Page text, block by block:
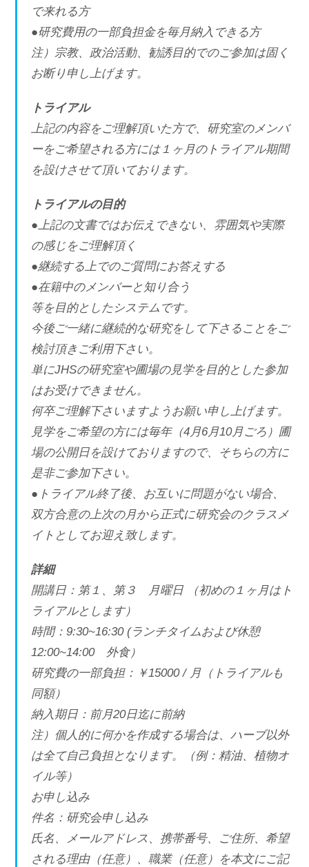
で来れる方
●研究費用の一部負担金を毎月納入できる方
注）宗教、政治活動、勧誘目的でのご参加は固く
お断り申し上げます。
トライアル
上記の内容をご理解頂いた方で、研究室のメンバ
ーをご希望される方には１ヶ月のトライアル期間
を設けさせて頂いております。
トライアルの目的
●上記の文書ではお伝えできない、雰囲気や実際
の感じをご理解頂く
●継続する上でのご質問にお答えする
●在籍中のメンバーと知り合う
等を目的としたシステムです。
今後ご一緒に継続的な研究をして下さることをご
検討頂きご利用下さい。
単にJHSの研究室や圃場の見学を目的とした参加
はお受けできません。
何卒ご理解下さいますようお願い申し上げます。
見学をご希望の方には毎年（4月6月10月ごろ）圃
場の公開日を設けておりますので、そちらの方に
是非ご参加下さい。
●トライアル終了後、お互いに問題がない場合、
双方合意の上次の月から正式に研究会のクラスメ
イトとしてお迎え致します。
詳細
開講日：第１、第３ 月曜日 （初めの１ヶ月はト
ライアルとします）
時間：9:30~16:30 (ランチタイムおよび休憩
12:00~14:00 外食）
研究費の一部負担：￥15000 / 月（トライアルも
同額）
納入期日：前月20日迄に前納
注）個人的に何かを作成する場合は、ハーブ以外
は全て自己負担となります。（例：精油、植物オ
イル等）
お申し込み
件名：研究会申し込み
氏名、メールアドレス、携帯番号、ご住所、希望
される理由（任意）、職業（任意）を本文にご記